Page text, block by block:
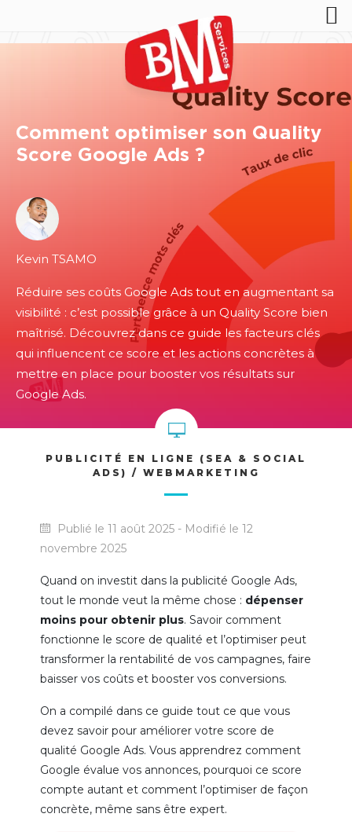
Comment optimiser son Quality
Score Google Ads ?
Kevin TSAMO
Réduire ses coûts Google Ads tout en augmentant sa
visibilité : c’est possible grâce à un Quality Score bien
maîtrisé. Découvrez dans ce guide les facteurs clés
qui influencent ce score et les actions concrètes à
mettre en place pour booster vos résultats sur
Google Ads.
PUBLICITÉ EN LIGNE (SEA & SOCIAL
ADS) / WEBMARKETING
Publié le 11 août 2025 - Modifié le 12
novembre 2025
Quand on investit dans la publicité Google Ads,
tout le monde veut la même chose : dépenser
moins pour obtenir plus. Savoir comment
fonctionne le score de qualité et l’optimiser peut
transformer la rentabilité de vos campagnes, faire
baisser vos coûts et booster vos conversions.
On a compilé dans ce guide tout ce que vous
devez savoir pour améliorer votre score de
qualité Google Ads. Vous apprendrez comment
Google évalue vos annonces, pourquoi ce score
compte autant et comment l’optimiser de façon
concrète, même sans être expert.